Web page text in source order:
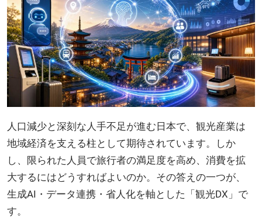
人口減少と深刻な人手不足が進む日本で、観光産業は
地域経済を支える柱として期待されています。しか
し、限られた人員で旅行者の満足度を高め、消費を拡
大するにはどうすればよいのか。その答えの一つが、
生成AI・データ連携・省人化を軸とした「観光DX」で
す。